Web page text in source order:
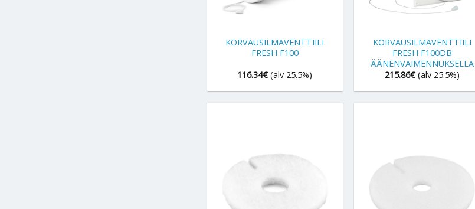
KORVAUSILMAVENTTIILI
FRESH F100
116.34€ (alv 25.5%)
KORVAUSILMAVENTTIILI
FRESH F100DB
ÄÄNENVAIMENNUKSELLA
215.86€ (alv 25.5%)